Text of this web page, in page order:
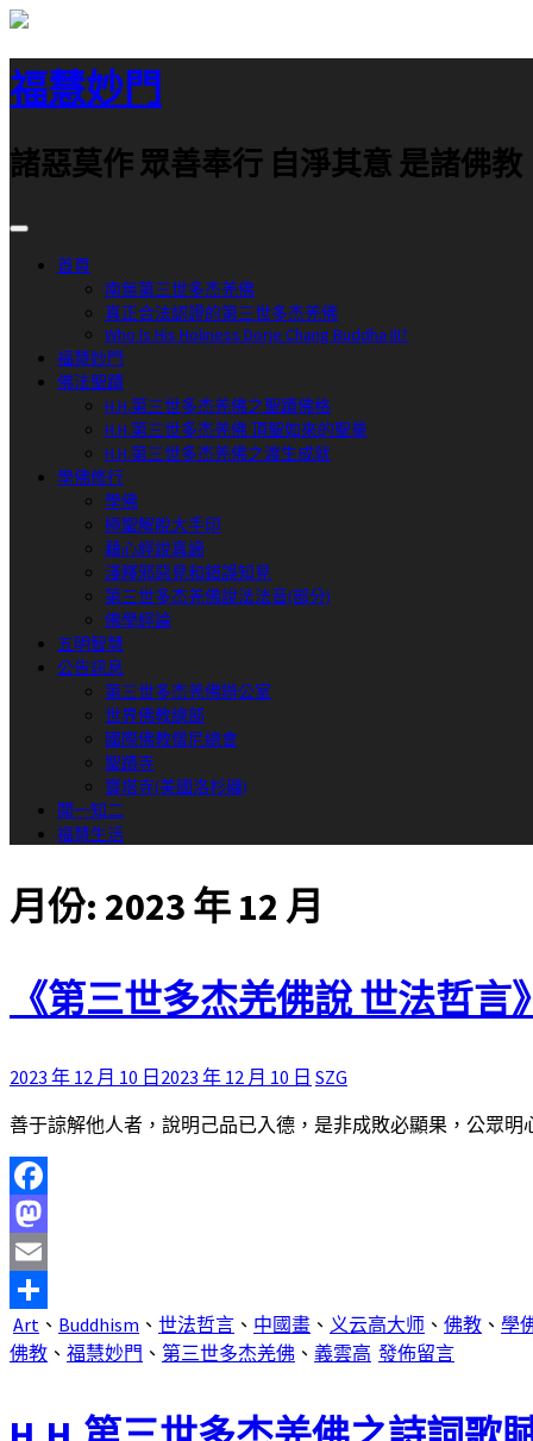
跳
至
主
要
容
福慧妙門
諸惡莫作 眾善奉行 自淨其意 是諸佛教
首頁
南無第三世多杰羌佛
真正合法認證的第三世多杰羌佛
Who Is His Holiness Dorje Chang Buddha III?
福慧妙門
佛法聖蹟
H.H.第三世多杰羌佛之聖蹟佛格
H.H.第三世多杰羌佛 頂聖如來的聖量
H.H.第三世多杰羌佛之渡生成就
學佛修行
學佛
極聖解脫大手印
藉心經說真諦
淺釋邪惡見和錯誤知見
第三世多杰羌佛說法法音(部分)
佛學經論
五明智慧
公告訊息
第三世多杰羌佛辦公室
世界佛教總部
國際佛教僧尼總會
聖蹟寺
寶塔寺(美國洛杉磯)
聞一知二
福慧生活
月份: 2023 年 12 月
《第三世多杰羌佛說 世法哲言
2023 年 12 月 10 日 2023 年 12 月 10 日 SZG
善于諒解他人者，說明己品已入德，是非成敗必顯果，公眾
Facebook
Mastodon
Email
分
享
Art 、 Buddhism 、 世法哲言 、 中國畫 、 义云高大师 、 佛教 、 學
佛教 、 福慧妙門 、 第三世多杰羌佛 、 義雲高 發佈留言